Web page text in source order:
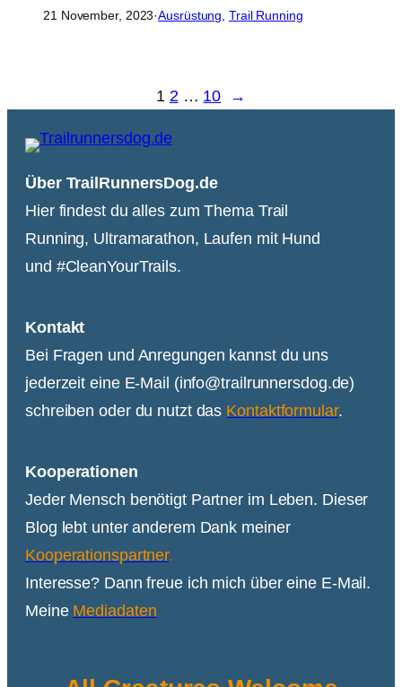
21 November, 2023·Ausrüstung , Trail Running
1 2 … 10 →
Über TrailRunnersDog.de
Hier findest du alles zum Thema Trail
Running, Ultramarathon, Laufen mit Hund
und #CleanYourTrails.
Kontakt
Bei Fragen und Anregungen kannst du uns
jederzeit eine E-Mail (info@trailrunnersdog.de)
schreiben oder du nutzt das Kontaktformular.
Kooperationen
Jeder Mensch benötigt Partner im Leben. Dieser
Blog lebt unter anderem Dank meiner
Kooperationspartner.
Interesse? Dann freue ich mich über eine E-Mail.
Meine Mediadaten